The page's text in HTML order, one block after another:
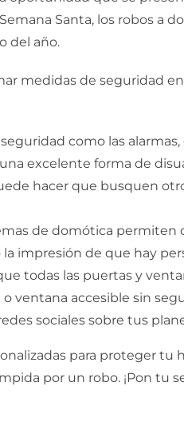
Santa, los robos a
del año.
medidas de seguridad
como las alarmas,
excelente forma de
hacer que busquen
de domótica permiten
impresión de que hay
todas las puertas y
ventana accesible sin
sociales sobre tus
para proteger tu
por un robo. ¡Pon tu